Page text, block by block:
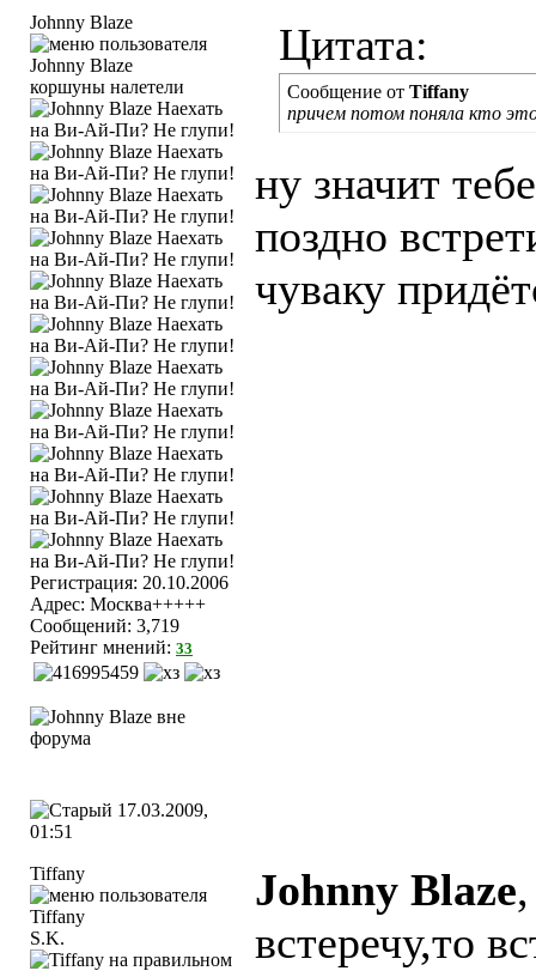
Johnny Blaze
коршуны налетели
Регистрация: 20.10.2006
Адрес: Москва+++++
Сообщений: 3,719
Рейтинг мнений: 33
Цитата:
Сообщение от Tiffany
причем потом поняла кто
ну значит
поздно
чуваку
17.03.2009,
01:51
Tiffany
S.K.
Johnny Blaze,
встеречу,то